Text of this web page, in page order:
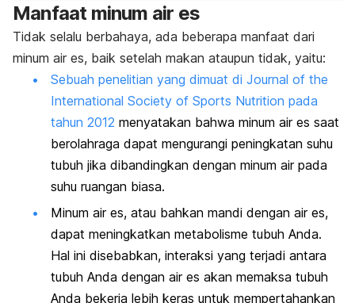
Manfaat minum air es
Tidak selalu berbahaya, ada beberapa manfaat dari
minum air es, baik setelah makan ataupun tidak, yaitu:
Sebuah penelitian yang dimuat di Journal of the
International Society of Sports Nutrition pada
tahun 2012 menyatakan bahwa minum air es saat
berolahraga dapat mengurangi peningkatan suhu
tubuh jika dibandingkan dengan minum air pada
suhu ruangan biasa.
Minum air es, atau bahkan mandi dengan air es,
dapat meningkatkan metabolisme tubuh Anda.
Hal ini disebabkan, interaksi yang terjadi antara
tubuh Anda dengan air es akan memaksa tubuh
Anda bekerja lebih keras untuk mempertahankan